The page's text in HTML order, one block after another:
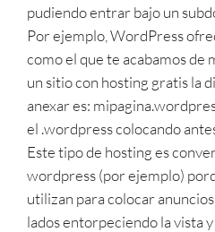
pudiendo entrar bajo un
Por ejemplo, WordPress
como el que te acabamos de
un sitio con hosting gratis la
anexar es:
el .wordpress colocando
Este tipo de hosting es
wordpress (por ejemplo)
utilizan para colocar
lados entorpeciendo la vista